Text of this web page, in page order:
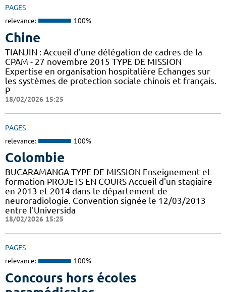
PAGES
relevance: 100%
Chine
TIANJIN : Accueil d'une délégation de cadres de la
CPAM - 27 novembre 2015 TYPE DE MISSION
Expertise en organisation hospitalière Echanges sur
les systèmes de protection sociale chinois et français.
P
18/02/2026 15:25
PAGES
relevance: 100%
Colombie
BUCARAMANGA TYPE DE MISSION Enseignement et
formation PROJETS EN COURS Accueil d'un stagiaire
en 2013 et 2014 dans le département de
neuroradiologie. Convention signée le 12/03/2013
entre l'Universida
18/02/2026 15:25
PAGES
relevance: 100%
Concours hors écoles